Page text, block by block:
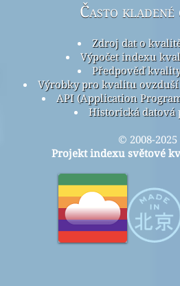
Často kladené
Zdroj dat o
Výpočet indexu
Předpověď
Výrobky pro kvalitu
API (Application
Historická datová
© 2008-2025
Projekt indexu světové